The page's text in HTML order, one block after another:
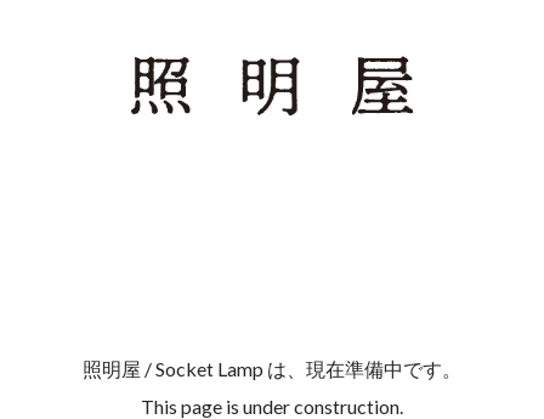
照明屋 / Socket Lamp は、現在準備中です。
This page is under construction.